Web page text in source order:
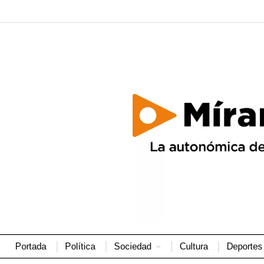
Portada Política Sociedad Cultura Deportes